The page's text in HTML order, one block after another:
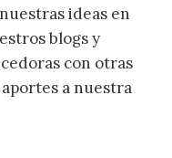
ideas en
blogs y
con otras
a nuestra